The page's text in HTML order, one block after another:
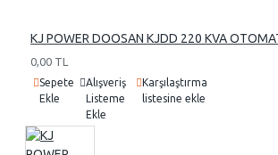
KJ POWER DOOSAN KJDD 220 KVA
0,00 TL
Sepete
Ekle
Alışveriş
Listeme
Ekle
Karşılaştırma
listesine ekle